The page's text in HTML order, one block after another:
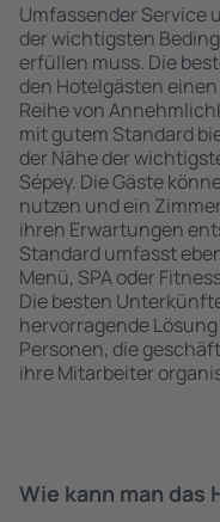
Umfassender Service
der wichtigsten
erfüllen muss. Die
den Hotelgästen
Reihe von
mit gutem Standard
der Nähe der
Sépey. Die Gäste
nutzen und ein
ihren Erwartungen
Standard umfasst
Menü, SPA oder
Die besten
hervorragende
Personen, die
ihre Mitarbeiter
Wie kann man das